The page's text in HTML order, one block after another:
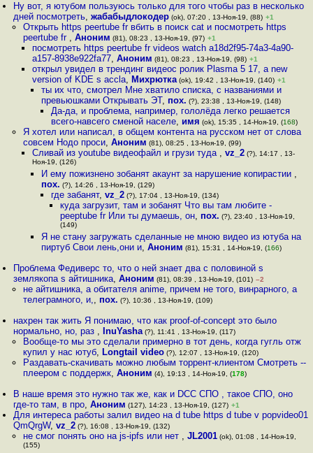
Ну вот, я ютубом пользуюсь только для того чтобы раз в несколько
дней посмотреть,жабабыдлокодер (ok), 07:20 , 13-Ноя-19, (88) +1
Открыть https peertube fr вбить в поиск cat и посмотреть https
peertube fr , Аноним (81), 08:23 , 13-Ноя-19, (97) +1
посмотреть https peertube fr videos watch a18d2f95-74a3-4a90-
a157-8938e922fa77, Аноним (81), 08:23 , 13-Ноя-19, (98) +1
открыл увидел в трендинг видеос ролик Plasma 5 17, a new
version of KDE s accla, Михрютка(ok), 19:42 , 13-Ноя-19, (140) +1
ты их что, смотрел Мне хватило списка, с названиями и
превьюшками Открывать ЭТ, пох. (?), 23:38 , 13-Ноя-19, (148)
Да-да, и проблема, например, гололёда легко решается
всего-навсего сменой населе, имя (ok), 15:35 , 14-Ноя-19, (168)
Я хотел или написал, в общем контента на русском нет от слова
совсем Нодо проси, Аноним (81), 08:25 , 13-Ноя-19, (99)
Сливай из youtube видеофайл и грузи туда , vz_2(?), 14:17 , 13-
Ноя-19, (126)
И ему пожизнено зобанят акаунт за нарушение копирастии ,
пох. (?), 14:26 , 13-Ноя-19, (129)
где забанят, vz_2(?), 17:04 , 13-Ноя-19, (134)
куда загрузит, там и зобанят Что вы там любите -
peeptube fr Или ты думаешь, он, пох. (?), 23:40 , 13-Ноя-19,
(149)
Я не стану загружать сделанные не мною видео из ютуба на
пиртуб Свои лень,они и,Аноним (81), 15:31 , 14-Ноя-19, (166)
Проблема Федиверс то, что о ней знает два с половиной s
землякопа s айтишника,Аноним (81), 08:39 , 13-Ноя-19, (101) –2
не айтишника, а обитателя anime, причем не того, винрарного, а
телеграмного, и,, пох. (?), 10:36 , 13-Ноя-19, (109)
нахрен так жить Я понимаю, что как proof-of-concept это было
нормально, но, раз , InuYasha (?), 11:41 , 13-Ноя-19, (117)
Вообще-то мы это сделали примерно в тот день, когда гугль отж
купил у нас ютуб, Longtail video(?), 12:07 , 13-Ноя-19, (120)
Раздавать-скачивать можно любым торрент-клиентом Смотреть --
плеером с поддержк, Аноним (4), 19:13 , 14-Ноя-19, (178)
В наше время это нужно так же, как и DCC СПО , такое СПО, оно
где-то там, в про,Аноним (127), 14:23 , 13-Ноя-19, (127) +1
Для интереса работы залил видео на d tube https d tube v popvideo01
QmQrgW,vz_2 (?), 16:08 , 13-Ноя-19, (132)
не смог понять оно на js-ipfs или нет , JL2001(ok), 01:08 , 14-Ноя-19,
(155)